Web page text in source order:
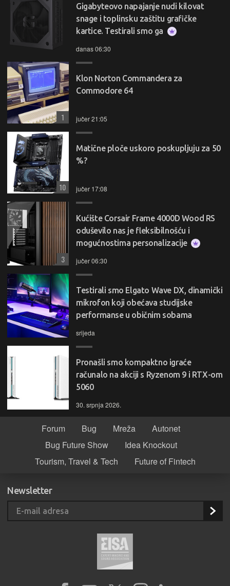
Gigabyteovo napajanje nudi kilovat
snage i toplinsku zaštitu grafičke
kartice. Testirali smo ga
danas 06:30
Klon Norton Commandera za
Commodore 64
jučer 21:05
1
Matične ploče uskoro poskupljuju za 50
%?
jučer 17:08
10
Kućište Corsair Frame 4000D Wood RS
oduševilo nas je fleksibilnošću i
mogućnostima personalizacije
jučer 06:30
3
Testirali smo Elgato Wave DX, dinamički
mikrofon koji obećava studijske
performanse u običnim sobama
srijeda
Pronašli smo kompaktno igraće
računalo na akciji s Ryzenom 9 i RTX-om
5060
30. srpnja 2026.
Forum Bug Mreža
Autonet
Bug Future Show
Idea Knockout
Tourism, Travel & Tech
Future of Fintech
Newsletter